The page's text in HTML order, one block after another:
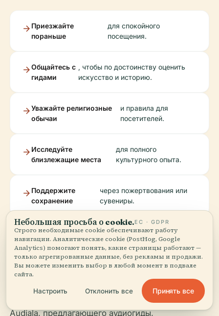
Приезжайте
пораньше
для спокойного
посещения.
Общайтесь с
гидами
, чтобы по достоинству оценить
искусство и историю.
Уважайте религиозные
обычаи
и правила для
посетителей.
Исследуйте
близлежащие места
для полного
культурного опыта.
Поддержите
сохранение
через пожертвования или
сувениры.
Для получения дополнительной информации и
обновлений посетитеОфициальную страницу
туризма Белена,IPHANиОфициальный веб-
сайт Архиепископии Белена
Улучшите свой визит с помощью приложения
Audiala, предлагающего аудиогиды,
Небольшая просьба о cookie.ЕС · GDPR
Строго необходимые cookie обеспечивают работу
навигации. Аналитические cookie (PostHog, Google
Analytics) помогают понять, какие страницы работают —
только агрегированные данные, без рекламы и продажи.
Вы можете изменить выбор в любой момент в подвале
сайта.
Настроить Отклонить все Принять все